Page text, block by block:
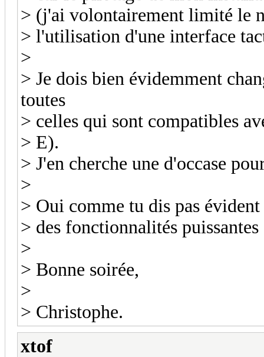
> (j'ai volontairement limité le
> l'utilisation d'une interface
>
> Je dois bien évidemment
toutes
> celles qui sont compatibles
> E).
> J'en cherche une d'occase
>
> Oui comme tu dis pas
> des fonctionnalités
>
> Bonne soirée,
>
> Christophe.
xtof